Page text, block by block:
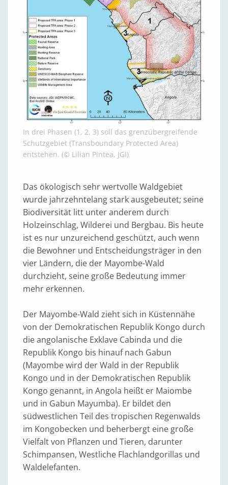
In drei Phasen (1, 2, 3) soll das grenzübergreifende
Schutzgebiet (Transboundary Protected Area)
entstehen. (© Lilian Pintea, JGI)
Das ökologisch sehr wertvolle Waldgebiet
wurde jahrzehntelang stark ausgebeutet; seine
Biodiversität litt unter anderem durch
Holzeinschlag, Wilderei und Bergbau. Bis heute
ist es nur unzureichend geschützt, auch wenn
die Bewohner und Entscheidungsträger in den
vier Ländern, die der Mayombe-Wald
durchzieht, seine große Bedeutung immer
mehr erkennen.
Der Mayombe-Wald zieht sich in Küstennähe
von der Demokratischen Republik Kongo durch
die angolanische Exklave Cabinda und die
Republik Kongo bis hinauf nach Gabun
(Mayombe wird der Wald in der Republik
Kongo und in der Demokratischen Republik
Kongo genannt, in Angola heißt er Maiombe
und in Gabun Mayumba). Er bildet den
südwestlichen Teil des tropischen Regenwalds
im Kongobecken und beherbergt eine große
Vielfalt von Pflanzen und Tieren, darunter
Schimpansen, Westliche Flachlandgorillas und
Waldelefanten.